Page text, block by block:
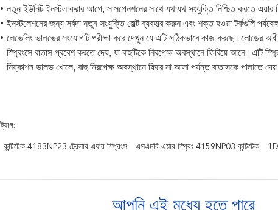
নতুন ইউনিট ইনস্টল করার আগে, সাসপেনশনের সাথে যথাযথ সংযুক্তি নিশ্চিত করতে এয়ার
ইনস্টলেশনের জন্য সর্বদা নতুন সংযুক্তি বোল্ট ব্যবহার করুন এবং শক্ত হওয়া টর্কগুলি
লেভেলিং ভালভের সংযোগটি পরীক্ষা করে দেখুন যে এটি সঠিকভাবে কাজ করছে।লোডের
স্প্রিংসে বাতাস প্রবেশ করতে দেয়, যা বাহুটিকে নিরপেক্ষ অবস্থানে ফিরিয়ে আনে।এটি
নিষ্কাশন ভালভ খোলে, বাহু নিরপেক্ষ অবস্থানে ফিরে না আসা পর্যন্ত বাতাসকে পালাতে
ট্যাগ:
কন্টিটেক 4183NP23 ট্রেলার এয়ার স্প্রিংস এসএমবি এয়ার স্প্রিং 4159NP03 কন্টিটেক
আপনি এই মধ্যে হতে পারে